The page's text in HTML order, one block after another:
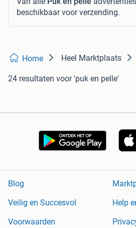
beschikbaar voor verzending.
Home Heel Marktplaats
24 resultaten voor 'puk en pelle'
Blog
Veilig en Succesvol
Help
Voorwaarden